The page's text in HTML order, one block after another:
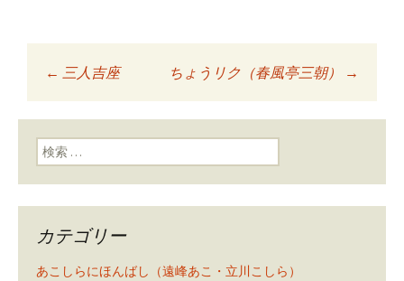
投稿ナビゲーショ
ン
← 三人吉座 ちょうリク（春風亭三朝） →
検索:
カテゴリー
あこしらにほんばし（遠峰あこ・立川こしら）